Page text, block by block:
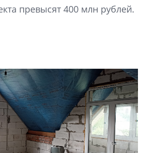
превысят 400 млн рублей.